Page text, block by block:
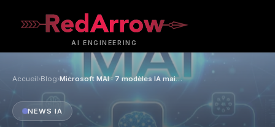
AI ENGINEERING
Accueil›Blog› Microsoft MAI : 7 modèles IA maison pour s'émanciper d'OpenAI
NEWS IA